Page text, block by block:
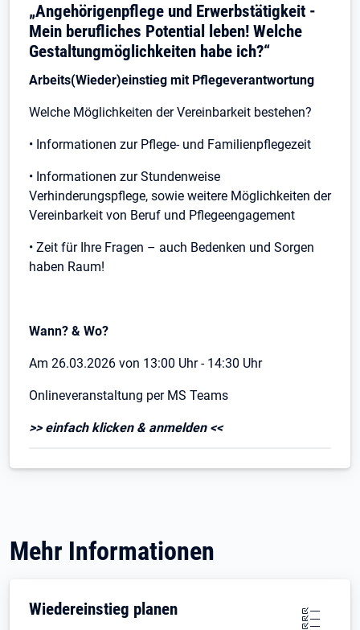
„Angehörigenpflege und Erwerbstätigkeit -
Mein berufliches Potential leben! Welche
Gestaltungmöglichkeiten habe ich?“
Arbeits(Wieder)einstieg mit Pflegeverantwortung
Welche Möglichkeiten der Vereinbarkeit bestehen?
• Informationen zur Pflege- und Familienpflegezeit
• Informationen zur Stundenweise
Verhinderungspflege, sowie weitere Möglichkeiten der
Vereinbarkeit von Beruf und Pflegeengagement
• Zeit für Ihre Fragen – auch Bedenken und Sorgen
haben Raum!
Wann? & Wo?
Am 26.03.2026 von 13:00 Uhr - 14:30 Uhr
Onlineveranstaltung per MS Teams
>> einfach klicken & anmelden <<
Mehr Informationen
Wiedereinstieg planen